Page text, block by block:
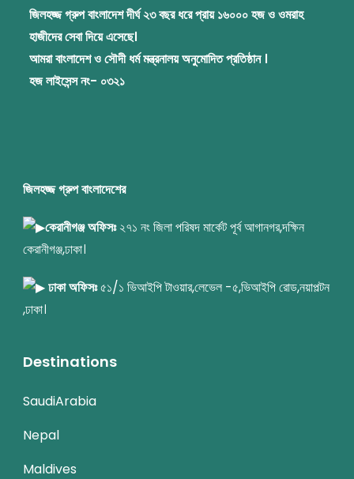
জিলহজ্জ গ্রুপ বাংলাদেশ দীর্ঘ ২৩ বছর ধরে প্রায় ১৬০০০ হজ ও ওমরাহ
হাজীদের সেবা দিয়ে এসেছে।
আমরা বাংলাদেশ ও সৌদী ধর্ম মন্ত্রনালয় অনুমোদিত প্রতিষ্ঠান ।
হজ লাইসেন্স নং- ০৩২১
জিলহজ্জ গ্রুপ বাংলাদেশের
কেরানীগঞ্জ অফিসঃ২৭১ নং জিলা পরিষদ মার্কেট পূর্ব আগানগর,দক্ষিন
কেরানীগঞ্জ,ঢাকা।
ঢাকা অফিসঃ৫১/১ ভিআইপি টাওয়ার,লেভেল -৫,ভিআইপি রোড,নয়াপল্টন
,ঢাকা।
Destinations
SaudiArabia
Nepal
Maldives